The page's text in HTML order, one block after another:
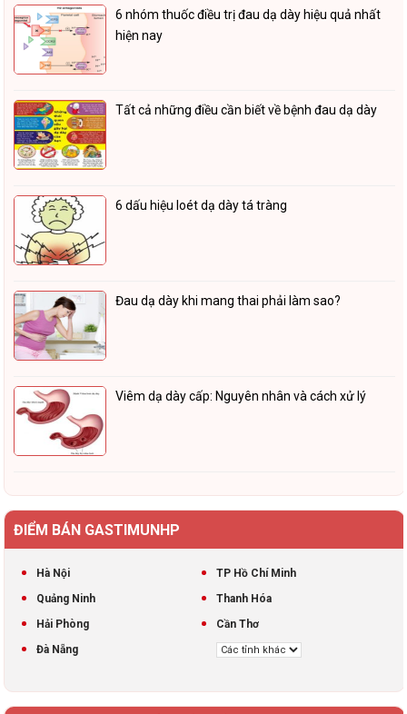
6 nhóm thuốc điều trị đau dạ dày hiệu quả nhất
hiện nay
Tất cả những điều cần biết về bệnh đau dạ dày
6 dấu hiệu loét dạ dày tá tràng
Đau dạ dày khi mang thai phải làm sao?
Viêm dạ dày cấp: Nguyên nhân và cách xử lý
ĐIỂM BÁN GASTIMUNHP
Hà Nội
TP Hồ Chí Minh
Quảng Ninh
Thanh Hóa
Hải Phòng
Cần Thơ
Đà Nẵng